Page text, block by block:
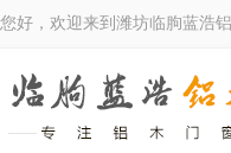
您好，欢迎来到潍坊临朐蓝浩